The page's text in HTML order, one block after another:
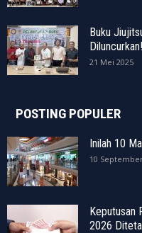
Buku
Diluncurkan!
21 Mei 2025
POSTING POPULER
Inilah 10
10
Keputusan
2026